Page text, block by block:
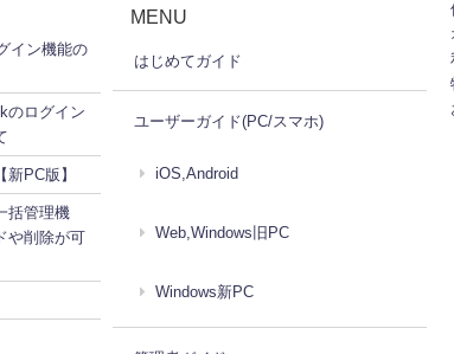
イン機能の
のログイン
新PC版】
括管理機
削除が可
MENU
はじめてガイド
ユーザーガイド(PC/スマホ)
iOS,Android
Web,Windows旧PC
Windows新PC